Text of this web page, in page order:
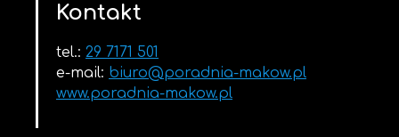
Kontakt
tel.: 29 7171 501
e-mail: biuro@poradnia-makow.pl
www.poradnia-makow.pl